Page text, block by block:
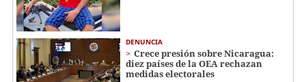
DENUNCIA
Crece presión sobre Nicaragua:
diez países de la OEA rechazan
medidas electorales